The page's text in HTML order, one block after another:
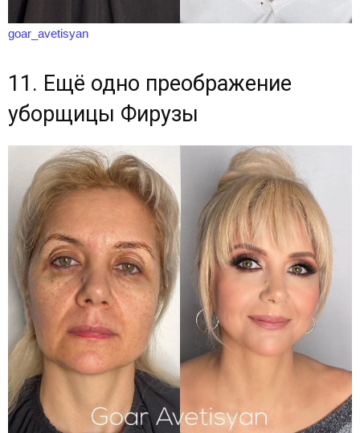
goar_avetisyan
11. Ещё одно преображение
уборщицы Фирузы